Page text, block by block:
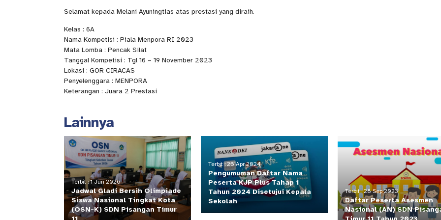
Selamat kepada Melani Ayuningtias atas prestasi yang diraih.
Kelas : 6A
Nama Kompetisi : Piala Menpora RI 2023
Mata Lomba : Pencak Silat
Tanggal Kompetisi : Tgl 16 – 19 November 2023
Lokasi : GOR CIRACAS
Penyelenggara : MENPORA
Keterangan : Juara 2 Prestasi
Lainnya
Terbit : 1 Jun 2026
Jadwal Gladi Bersih Olimpiade
Siswa Nasional Tingkat Kota
(OSN-K) SDN Pisangan Timur
Terbit : 26 Apr 2024
Pengumuman Daftar Nama
Peserta KJP Plus Tahap 1
Tahun 2024 Disetujui Kepala
Sekolah
Terbit : 28 Sep 2023
Daftar Peserta Asesmen
Nasional (AN) SDN